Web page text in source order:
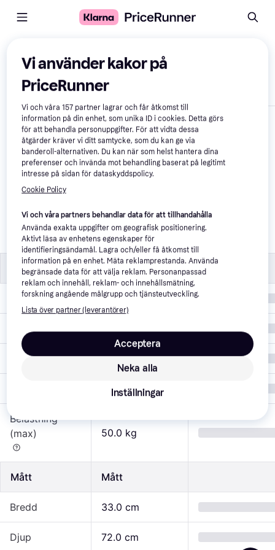
Jämför produkter
Visa endast skillnader
2 Anna Elsa Folding
Scooter
321 kr
Specifikationer Specifikationer
Ålder (år från) 3
Material Plast, Metall
Egenskaper Broms
Disney, Frost
Belastning
(max)
50.0 kg
Mått Mått
Bredd 33.0 cm
Djup 72.0 cm
Vi använder kakor på
PriceRunner
Vi och våra157 partner lagrar och får åtkomst till
information på din enhet, som unika ID i cookies. Detta görs
för att behandla personuppgifter. För att vidta dessa
åtgärder kräver vi ditt samtycke, som du kan ge via
banderoll-alternativen. Du kan när som helst hantera dina
preferenser och invända mot behandling baserat på legitimt
intresse på sidan för dataskyddspolicy.
Cookie Policy
Vi och våra partners behandlar data för att tillhandahålla
Använda exakta uppgifter om geografisk positionering.
Aktivt läsa av enhetens egenskaper för
identifieringsändamål. Lagra och/eller få åtkomst till
information på en enhet. Mäta reklamprestanda. Använda
begränsade data för att välja reklam. Personanpassad
reklam och innehåll, reklam- och innehållsmätning,
forskning angående målgrupp och tjänsteutveckling.
Lista över partner (leverantörer)
Neka alla
Acceptera
Inställningar